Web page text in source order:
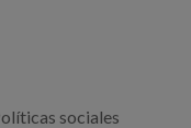
sociales